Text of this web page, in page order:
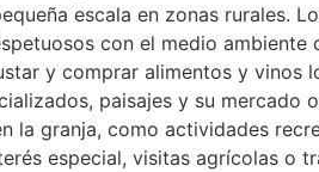
escala en zonas
con el medio
y comprar alimentos y
paisajes y su
la granja, como actividades
especial, visitas agrícolas